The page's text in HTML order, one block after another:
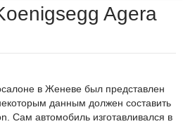
Agera
в Женеве был представлен
данным должен составить
Сам автомобиль изготавливался в